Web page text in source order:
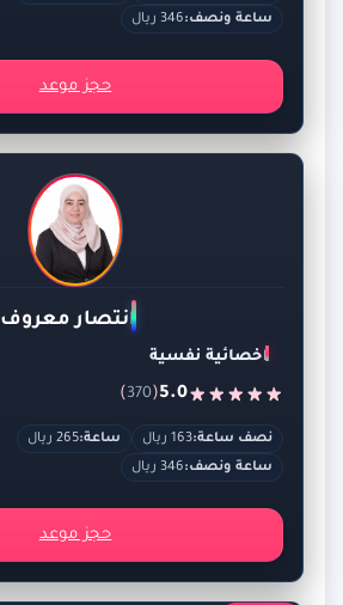
ساعة ونصف:346 ريال
حجز موعد
انتصار معروف
اخصائية نفسية
5.0
(
370
)
نصف ساعة:163 ريال ساعة:265 ريال
ساعة ونصف:346 ريال
حجز موعد